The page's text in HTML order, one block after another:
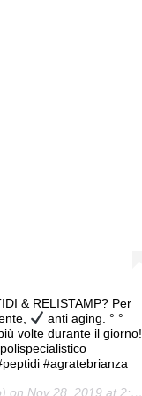
& RELISTAMP? Per
anti aging. ° °
volte durante il giorno!
#agratebrianza
on Nov 28, 2019 at 2:46am PST